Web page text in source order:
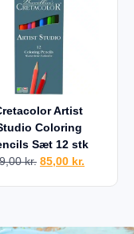
Artist
Coloring
Sæt 12 stk
kr. 85,00 kr.